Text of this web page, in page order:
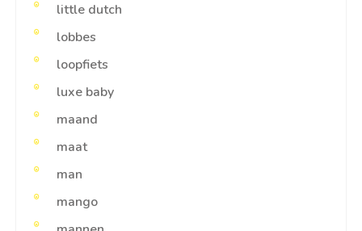
little dutch
lobbes
loopfiets
luxe baby
maand
maat
man
mango